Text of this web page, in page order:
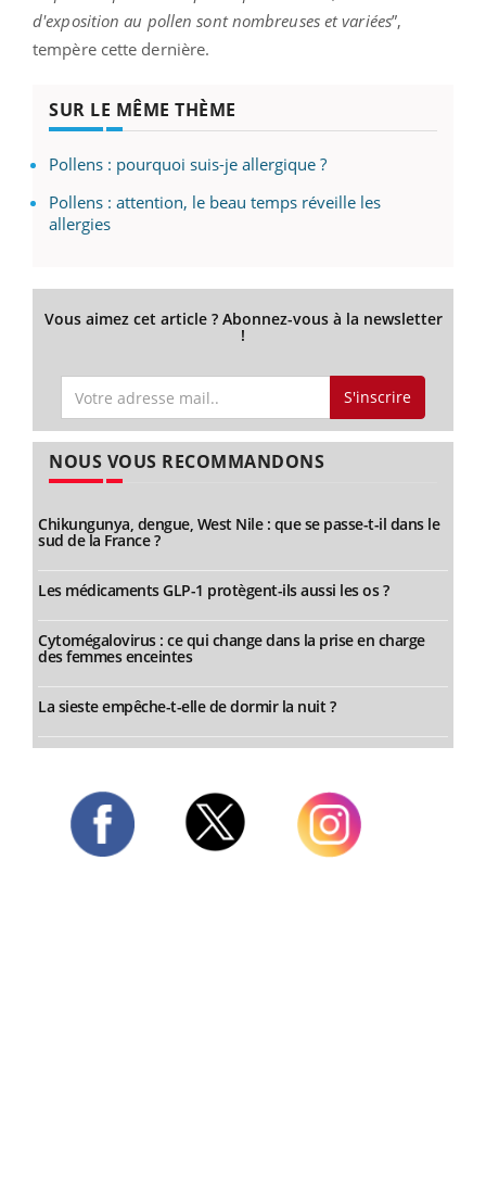
d'exposition au pollen sont nombreuses et variées”,
tempère cette dernière.
SUR LE MÊME THÈME
Pollens : pourquoi suis-je allergique ?
Pollens : attention, le beau temps réveille les
allergies
Vous aimez cet article ? Abonnez-vous à la newsletter
!
S'inscrire
NOUS VOUS RECOMMANDONS
Chikungunya, dengue, West Nile : que se passe-t-il dans le
sud de la France ?
Les médicaments GLP-1 protègent-ils aussi les os ?
Cytomégalovirus : ce qui change dans la prise en charge
des femmes enceintes
La sieste empêche-t-elle de dormir la nuit ?